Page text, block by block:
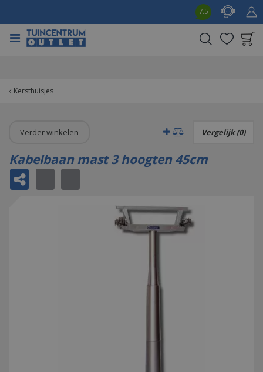
Kersthuisjes
7.5
Verder winkelen Vergelijk (0)
Kabelbaan mast 3 hoogten 45cm